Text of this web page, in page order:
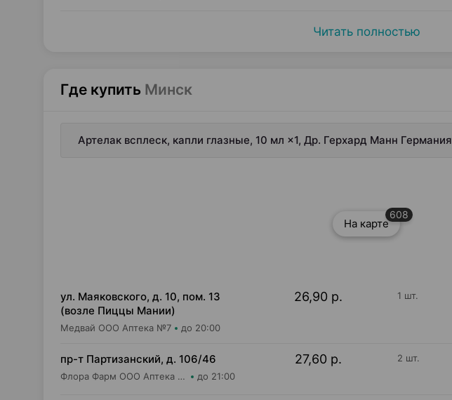
Читать полностью
Где купить Минск
Артелак всплеск, капли глазные, 10 мл ×1, Др. Герхард Манн Германия
На карте
608
ул. Маяковского, д. 10, пом. 13
(возле Пиццы Мании)
Медвай ООО Аптека №7 до 20:00
26,90 р. 1 шт.
пр-т Партизанский, д. 106/46
Флора Фарм ООО Аптека №20 до 21:00
27,60 р. 2 шт.